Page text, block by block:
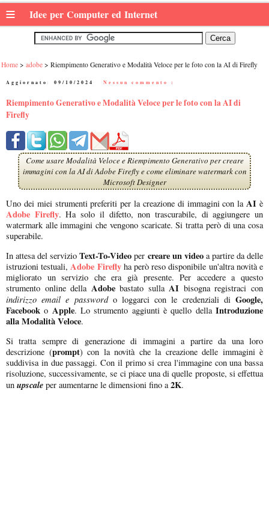
≡ Idee per Computer ed Internet
Home adobe Riempimento Generativo e Modalità Veloce per le foto con la AI di Firefly
Aggiornato: 09/10/2024 Nessun commento :
Riempimento Generativo e Modalità Veloce per le foto con la AI di
Firefly
Come usare Modalità Veloce e Riempimento Generativo per creare
immagini con la AI di Adobe Firefly e come eliminare watermark con
Microsoft Designer
Uno dei miei strumenti preferiti per la creazione di immagini con laAI è
Adobe Firefly. Ha solo il difetto, non trascurabile, di aggiungere un
watermark alle immagini che vengono scaricate. Si tratta però di una cosa
superabile.
In attesa del servizioText-To-Video per creare un videoa partire da delle
istruzioni testuali,Adobe Fireflyha però reso disponibile un'altra novità e
migliorato un servizio che era già presente. Per accedere a questo
strumento online dellaAdobebastato sullaAI bisogna registraci con
indirizzo email e passwordo loggarci con le credenziali diGoogle,
Facebook o Apple. Lo strumento aggiunti è quello dellaIntroduzione
alla Modalità Veloce.
Si tratta sempre di generazione di immagini a partire da una loro
descrizione (prompt) con la novità che la creazione delle immagini è
suddivisa in due passaggi. Con il primo si crea l'immagine con una bassa
risoluzione, successivamente, se ci piace una di quelle proposte, si effettua
un upscale per aumentarne le dimensioni fino a 2K.